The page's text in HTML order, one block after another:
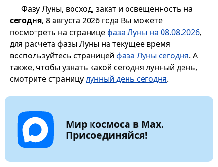
Фазу Луны, восход, закат и освещенность на
сегодня, 8 августа 2026 года Вы можете
посмотреть на страницефаза Луны на 08.08.2026,
для расчета фазы Луны на текущее время
воспользуйтесь страницей фаза Луны сегодня. А
также, чтобы узнать какой сегодня лунный день,
смотрите страницулунный день сегодня.
Мир космоса в Max.
Присоединяйся!